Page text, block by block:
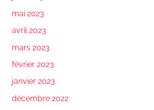
mai 2023
avril 2023
mars 2023
février 2023
janvier 2023
décembre 2022